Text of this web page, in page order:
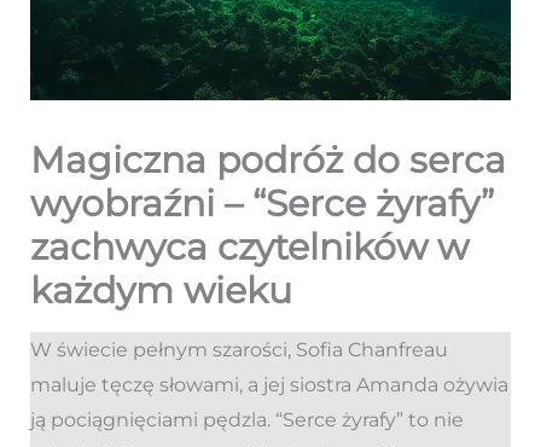
Magiczna podróż do serca
wyobraźni – “Serce żyrafy”
zachwyca czytelników w
każdym wieku
W świecie pełnym szarości, Sofia Chanfreau
maluje tęczę słowami, a jej siostra Amanda ożywia
ją pociągnięciami pędzla. “Serce żyrafy” to nie